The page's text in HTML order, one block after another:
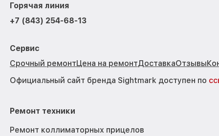
Горячая линия
+7 (843) 254-68-13
Сервис
Срочный ремонтЦена на ремонтДоставкаОтзывы
Официальный сайт бренда Sightmark доступен по
Ремонт техники
Ремонт коллиматорных прицелов